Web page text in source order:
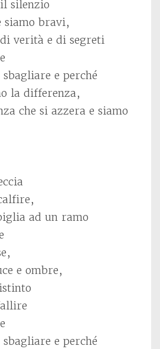
silenzio
siamo bravi,
verità e di segreti
e perché
la differenza,
che si azzera e siamo
ad un ramo
e ombre,
e perché